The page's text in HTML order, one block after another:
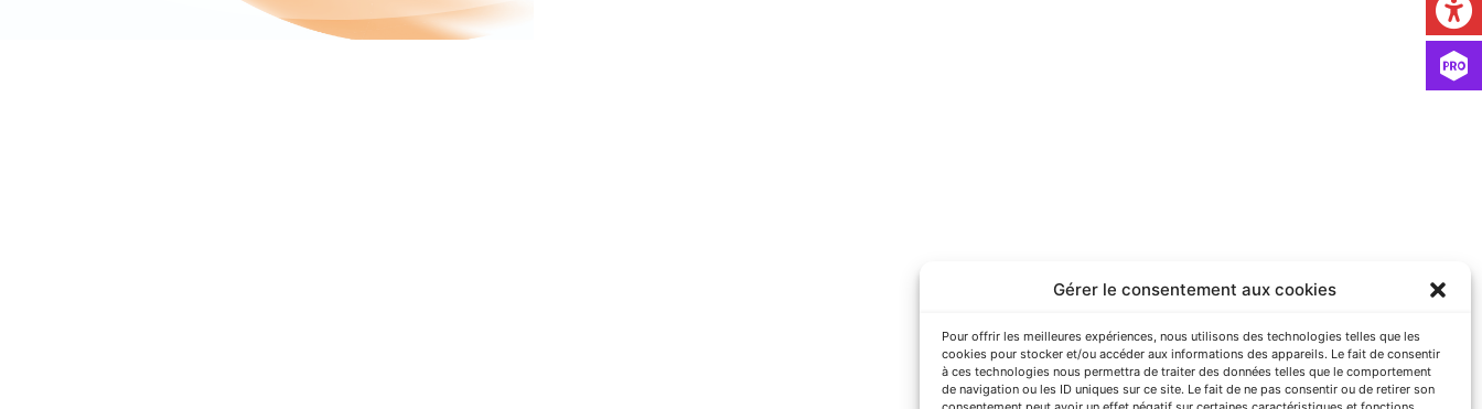
Gérer le consentement aux cookies
Pour offrir les meilleures expériences, nous utilisons des technologies telles que les
cookies pour stocker et/ou accéder aux informations des appareils. Le fait de consentir
à ces technologies nous permettra de traiter des données telles que le comportement
de navigation ou les ID uniques sur ce site. Le fait de ne pas consentir ou de retirer son